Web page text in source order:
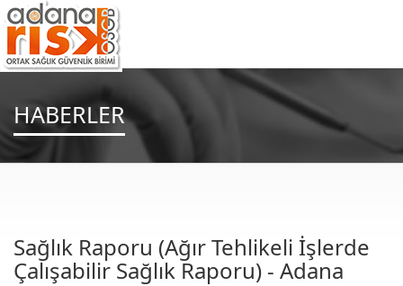
HABERLER
Sağlık Raporu (Ağır Tehlikeli İşlerde
Çalışabilir Sağlık Raporu) - Adana